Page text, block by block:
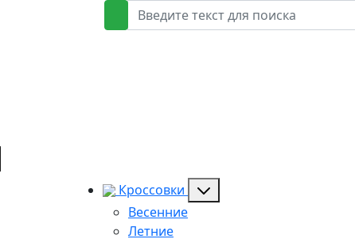
Кроссовки
Весенние
Летние